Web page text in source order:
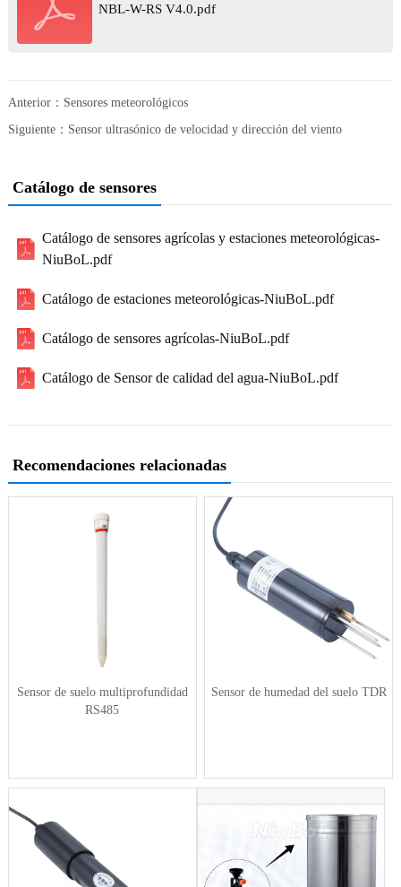
NBL-W-RS V4.0.pdf
Anterior： Sensores meteorológicos
Siguiente： Sensor ultrasónico de velocidad y dirección del viento
Catálogo de sensores
Catálogo de sensores agrícolas y estaciones meteorológicas-
NiuBoL.pdf
Catálogo de estaciones meteorológicas-NiuBoL.pdf
Catálogo de sensores agrícolas-NiuBoL.pdf
Catálogo de Sensor de calidad del agua-NiuBoL.pdf
Recomendaciones relacionadas
Sensor de suelo multiprofundidad
RS485
Sensor de humedad del suelo TDR